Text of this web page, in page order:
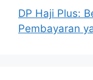
DP Haji Plus:
Pembayaran